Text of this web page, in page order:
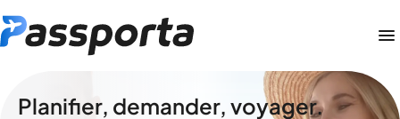
Planifier, demander, voyager.